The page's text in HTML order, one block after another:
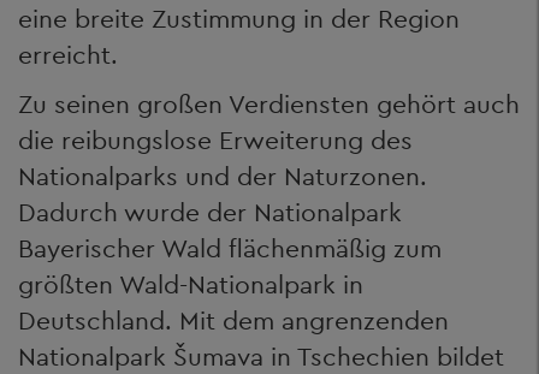
eine breite Zustimmung in der Region
erreicht.
Zu seinen großen Verdiensten gehört auch
die reibungslose Erweiterung des
Nationalparks und der Naturzonen.
Dadurch wurde der Nationalpark
Bayerischer Wald flächenmäßig zum
größten Wald-Nationalpark in
Deutschland. Mit dem angrenzenden
Nationalpark Šumava in Tschechien bildet